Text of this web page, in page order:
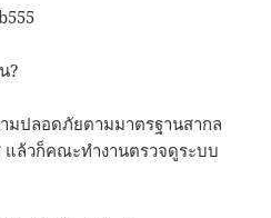
?
มปลอดภัยตามมาตรฐานสากล
ล้วก็คณะทำงานตรวจดูระบบ